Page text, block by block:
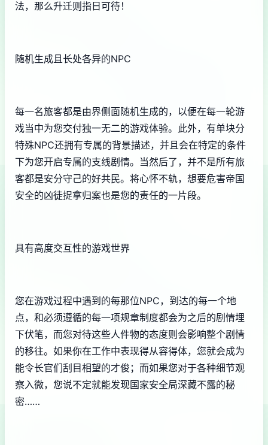
法，那么升迁则指日可待！
随机生成且长处各异的NPC
每一名旅客都是由界侧面随机生成的，以便在每一轮游
戏当中为您交付独一无二的游戏体验。此外，有单块分
特殊NPC还拥有专属的背景描述，并且会在特定的条件
下为您开启专属的支线剧情。当然后了，并不是所有旅
客都是安分守己的好共民。将心怀不轨，想要危害帝国
安全的凶徒捉拿归案也是您的责任的一片段。
具有高度交互性的游戏世界
您在游戏过程中遇到的每那位NPC，到达的每一个地
点，和必须遵循的每一项规章制度都会为之后的剧情埋
下伏笔，而您对待这些人件物的态度则会影响整个剧情
的移往。如果你在工作中表现得从容得体，您就会成为
能令长官们刮目相望的才俊；而如果您对于各种细节观
察入微，您说不定就能发现国家安全局深藏不露的秘
密……